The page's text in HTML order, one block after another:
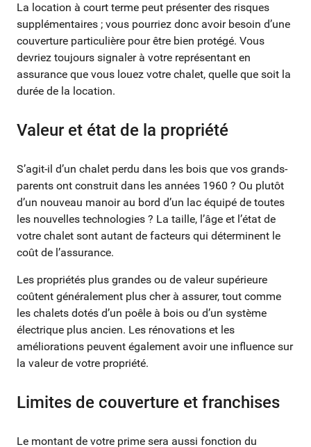
La location à court terme peut présenter des risques
supplémentaires ; vous pourriez donc avoir besoin d’une
couverture particulière pour être bien protégé. Vous
devriez toujours signaler à votre représentant en
assurance que vous louez votre chalet, quelle que soit la
durée de la location.
Valeur et état de la propriété
S’agit-il d’un chalet perdu dans les bois que vos grands-
parents ont construit dans les années 1960 ? Ou plutôt
d’un nouveau manoir au bord d’un lac équipé de toutes
les nouvelles technologies ? La taille, l’âge et l’état de
votre chalet sont autant de facteurs qui déterminent le
coût de l’assurance.
Les propriétés plus grandes ou de valeur supérieure
coûtent généralement plus cher à assurer, tout comme
les chalets dotés d’un poêle à bois ou d’un système
électrique plus ancien. Les rénovations et les
améliorations peuvent également avoir une influence sur
la valeur de votre propriété.
Limites de couverture et franchises
Le montant de votre prime sera aussi fonction du